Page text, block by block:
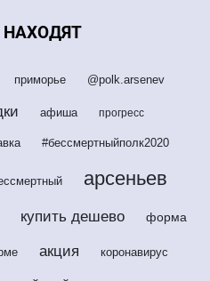
НАХОДЯТ
приморье @polk.arsenev
афиша прогресс
#бессмертныйполк2020
арсеньев
купить дешево форма
акция коронавирус